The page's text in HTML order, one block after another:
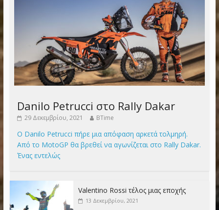
Danilo Petrucci στο Rally Dakar
29 Δεκεμβρίου, 2021 BTime
Ο Danilo Petrucci πήρε μια απόφαση αρκετά τολμηρή.
Από το MotoGP θα βρεθεί να αγωνίζεται στο Rally Dakar.
Ένας εντελώς
Valentino Rossi τέλος μιας εποχής
13 Δεκεμβρίου, 2021